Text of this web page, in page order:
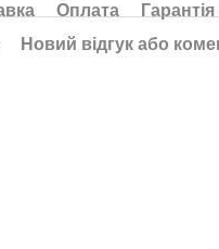
Оплата Гарантія
Новий відгук або